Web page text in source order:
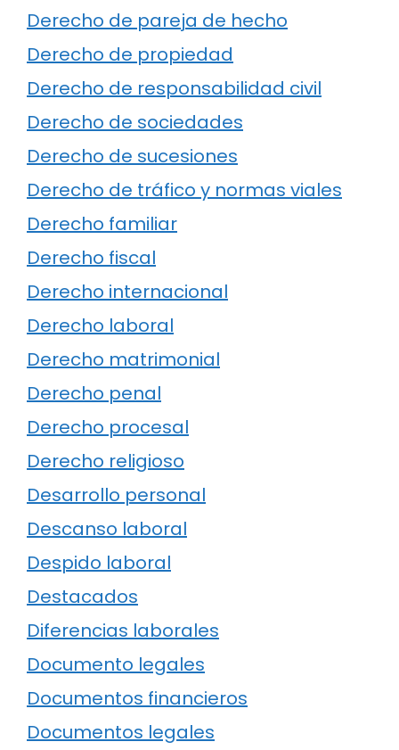
Derecho de pareja de hecho
Derecho de propiedad
Derecho de responsabilidad civil
Derecho de sociedades
Derecho de sucesiones
Derecho de tráfico y normas viales
Derecho familiar
Derecho fiscal
Derecho internacional
Derecho laboral
Derecho matrimonial
Derecho penal
Derecho procesal
Derecho religioso
Desarrollo personal
Descanso laboral
Despido laboral
Destacados
Diferencias laborales
Documento legales
Documentos financieros
Documentos legales